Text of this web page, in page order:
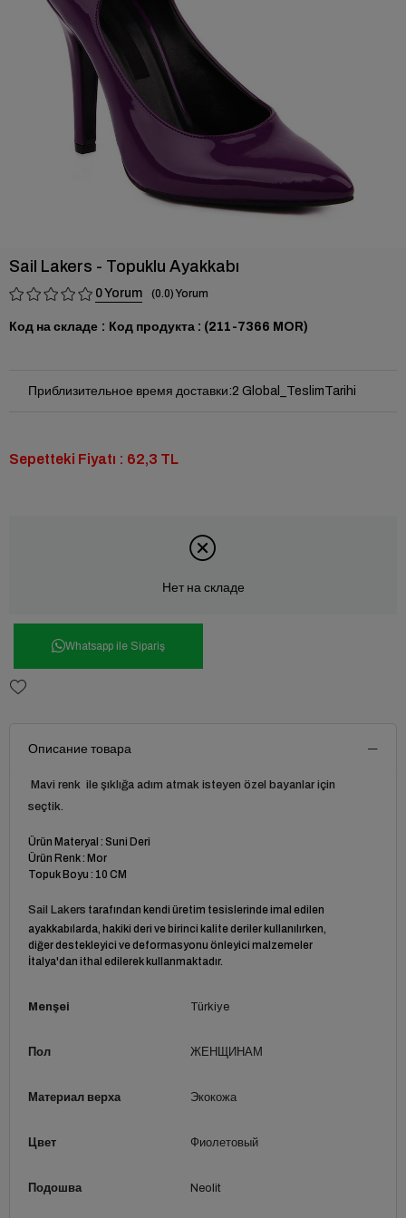
Sail Lakers - Topuklu Ayakkabı
0 0.0
Код на складе (211-7366 MOR)
Приблизительное время доставки:2 Global_TeslimTarihi
Sepetteki Fiyatı : 62,3 TL
Нет на складе
Whatsapp ile Sipariş
Описание товара
Mavi renk ile şıklığa adım atmak isteyen özel bayanlar için
seçtik.
Ürün Materyal : Suni Deri
Ürün Renk : Mor
Topuk Boyu : 10 CM
Sail Lakers tarafından kendi üretim tesislerinde imal edilen
ayakkabılarda, hakiki deri ve birinci kalite deriler kullanılırken,
diğer destekleyici ve deformasyonu önleyici malzemeler
İtalya'dan ithal edilerek kullanmaktadır.
Menşei Türkiye
Пол ЖЕНЩИНАМ
Материал верха Экокожа
Цвет Фиолетовый
Подошва Neolit